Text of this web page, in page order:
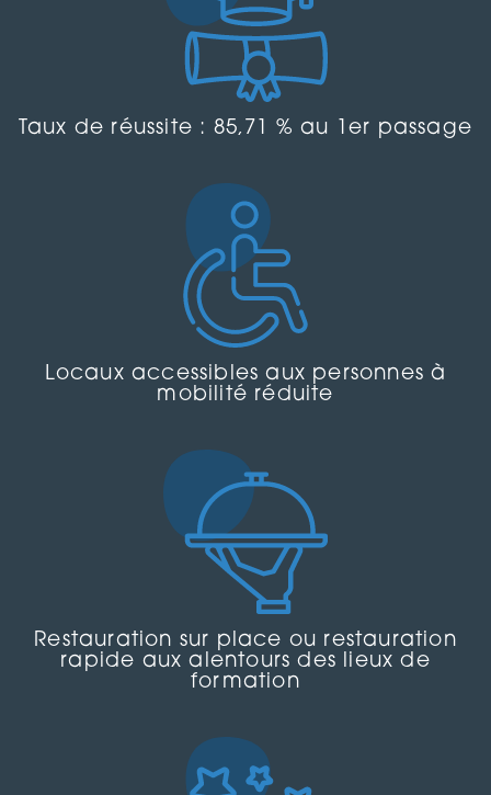
Taux de réussite : 85,71 % au 1er passage
Locaux accessibles aux personnes à
mobilité réduite
Restauration sur place ou restauration
rapide aux alentours des lieux de
formation